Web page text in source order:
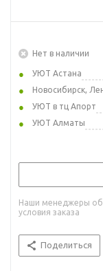
Нет в наличии
УЮТ Астана
Новосибирск,
УЮТ в тц Апорт
УЮТ Алматы
Наши менеджеры
условия заказа
Поделиться